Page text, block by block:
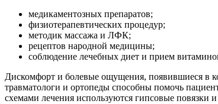
медикаментозных препаратов;
физиотерапевтических процедур;
методик массажа и ЛФК;
рецептов народной медицины;
соблюдение лечебных диет и прием
Дискомфорт и болевые ощущения, появившиеся в
травматологи и ортопеды способны помочь
схемами лечения используются гипсовые повязки